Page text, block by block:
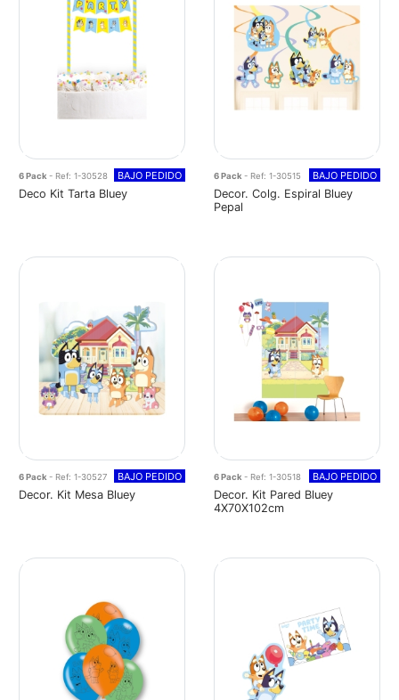
6 Pack - Ref: 1-30528 BAJO PEDIDO
Deco Kit Tarta Bluey
6 Pack - Ref: 1-30515 BAJO PEDIDO
Decor. Colg. Espiral Bluey
Pepal
6 Pack- Ref: 1-30527 BAJO PEDIDO
Decor. Kit Mesa Bluey
6 Pack- Ref: 1-30518 BAJO PEDIDO
Decor. Kit Pared Bluey
4X70X102cm